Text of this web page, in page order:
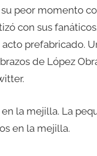
peor momento
con sus
prefabricado.
de López
la mejilla. La
en la mejilla.